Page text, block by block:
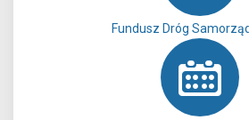
Fundusz Dróg